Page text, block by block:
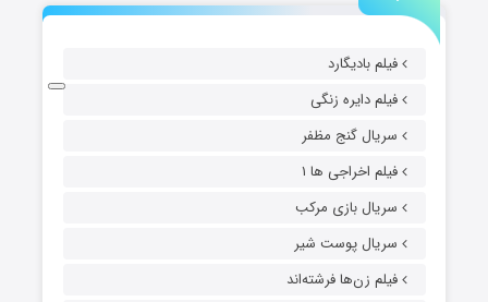
فیلم بادیگارد
فیلم دایره زنگی
سریال گنج مظفر
فیلم اخراجی ها ۱
سریال بازی مرکب
سریال پوست شیر
فیلم زن‌ها فرشته‌اند